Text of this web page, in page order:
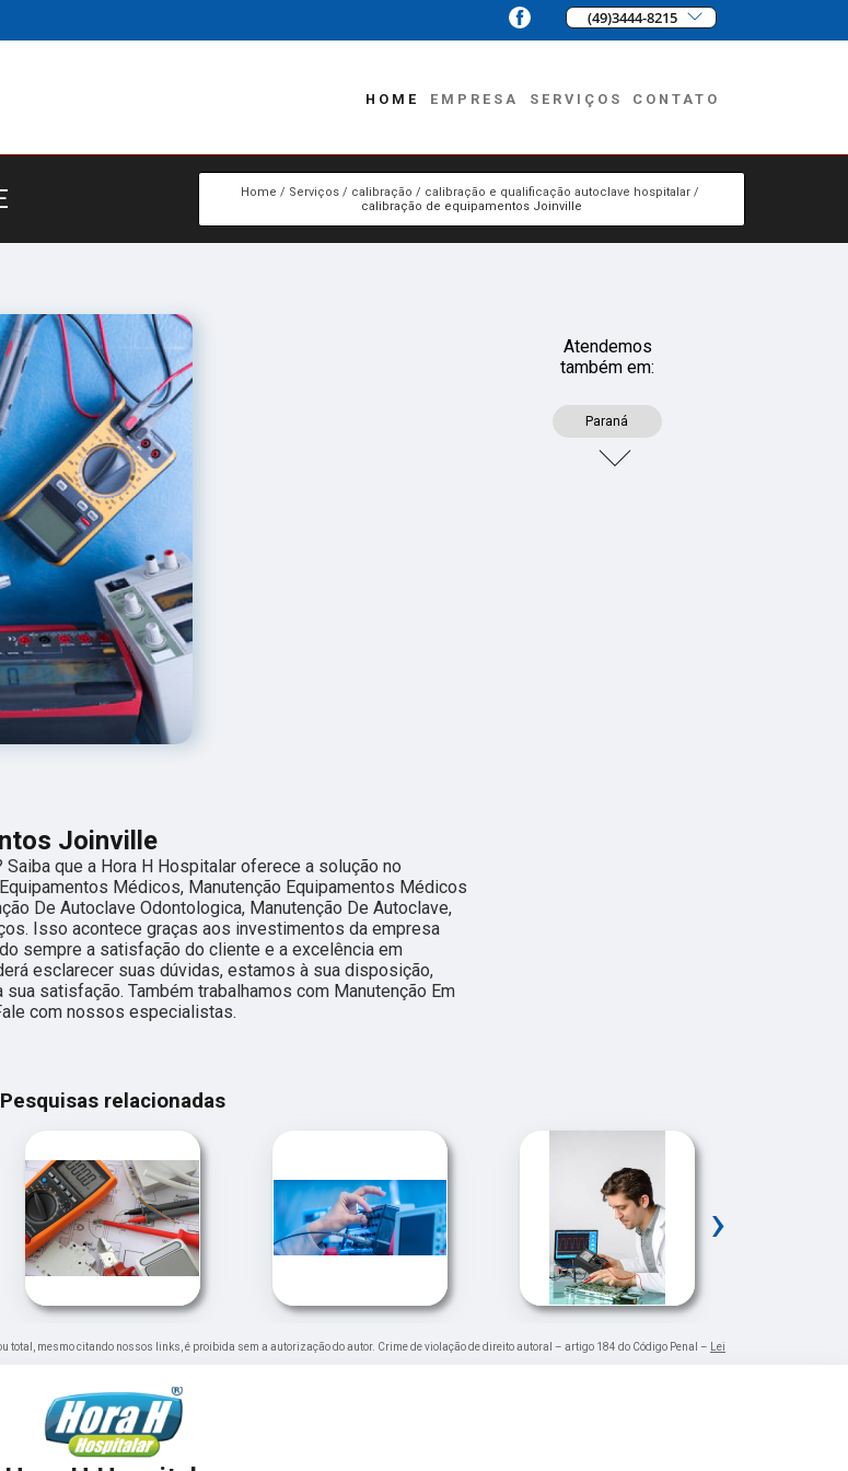
(49)3444-8215
HOME EMPRESA SERVIÇOS CONTATO
Home Serviços calibração
calibração e qualificação autoclave hospitalar
calibração de equipamentos Joinville
Joinville
que a Hora H Hospitalar oferece a solução no
Médicos, Manutenção Equipamentos Médicos
De Autoclave Odontologica, Manutenção De Autoclave,
Isso acontece graças aos investimentos da empresa
sempre a satisfação do cliente e a excelência em
esclarecer suas dúvidas, estamos à sua disposição,
satisfação. Também trabalhamos com Manutenção Em
com nossos especialistas.
Atendemos
também em:
Paraná
Pesquisas relacionadas
›
total, mesmo citando nossos links, é proibida sem a autorização do autor. Crime de violação de direito autoral – artigo 184 do Código Penal –
Lei